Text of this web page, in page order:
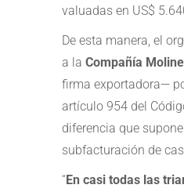
valuadas en US$
De esta manera, el
a la Compañía
firma exportadora—
artículo 954 del
diferencia que
subfacturación de
“En casi todas las